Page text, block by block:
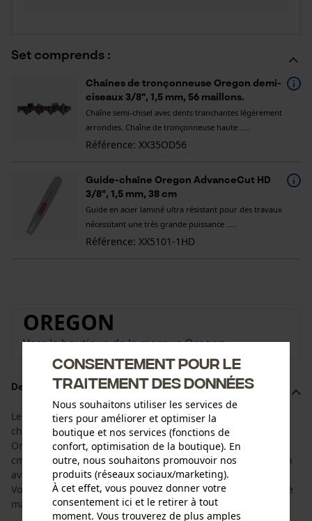
Set comprends :
Chaînes de tronçonneuse Oregon demi-
ciseaux 3/8", 1,5 mm, 56 maillons.
Chaîne semi-chisel avec dents tranchantes légèrement
arrondies. Chaîne de tronçonneuse haute .....
Référence: XX35OD56
Guide-chaîne Oregon AdvanceCut HD
3/8", 1,5 mm, 38 cm
Guide en acier laminé ultra résistant pour des travaux
nécessitant une très grande puissance .....
Référence: XX5101-1HD
OREGON
Vers la boutique de la marque Oregon
Description du produit
Le kit est adapté à la durée de vie du guide-chaîne et de la
chaîne de tronçonneuse. Il est composé du guide-chaîne
Oregon AdvanceCut HD avec une longueur de coupe de 38
cm et de 4 chaînes de tronçonneuse à demi-gouges Oregon
avec une largeur de maillon de 1,5 mm et un pas de 3/8".
Vous avez ainsi la chaîne de rechange adéquate à portée de
main.
Consentement pour le
traitement des données
Nous souhaitons utiliser les services de
tiers pour améliorer et optimiser la
boutique et nos services (fonctions de
confort, optimisation de la boutique). En
outre, nous souhaitons promouvoir nos
produits (réseaux sociaux/marketing).
À cet effet, vous pouvez donner votre
consentement ici et le retirer à tout
moment. Vous trouverez de plus amples